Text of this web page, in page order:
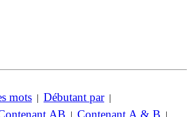
mots | Débutant par|
AB | Contenant A & B |